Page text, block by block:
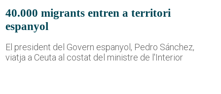
40.000 migrants entren a territori
espanyol
El president del Govern espanyol, Pedro Sánchez,
viatja a Ceuta al costat del ministre de l'Interior